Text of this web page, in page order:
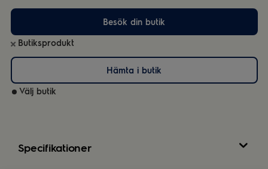
Besök din butik
Butiksprodukt
Hämta i butik
Välj butik
Specifikationer